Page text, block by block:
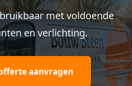
met voldoende
en verlichting.
aanvragen